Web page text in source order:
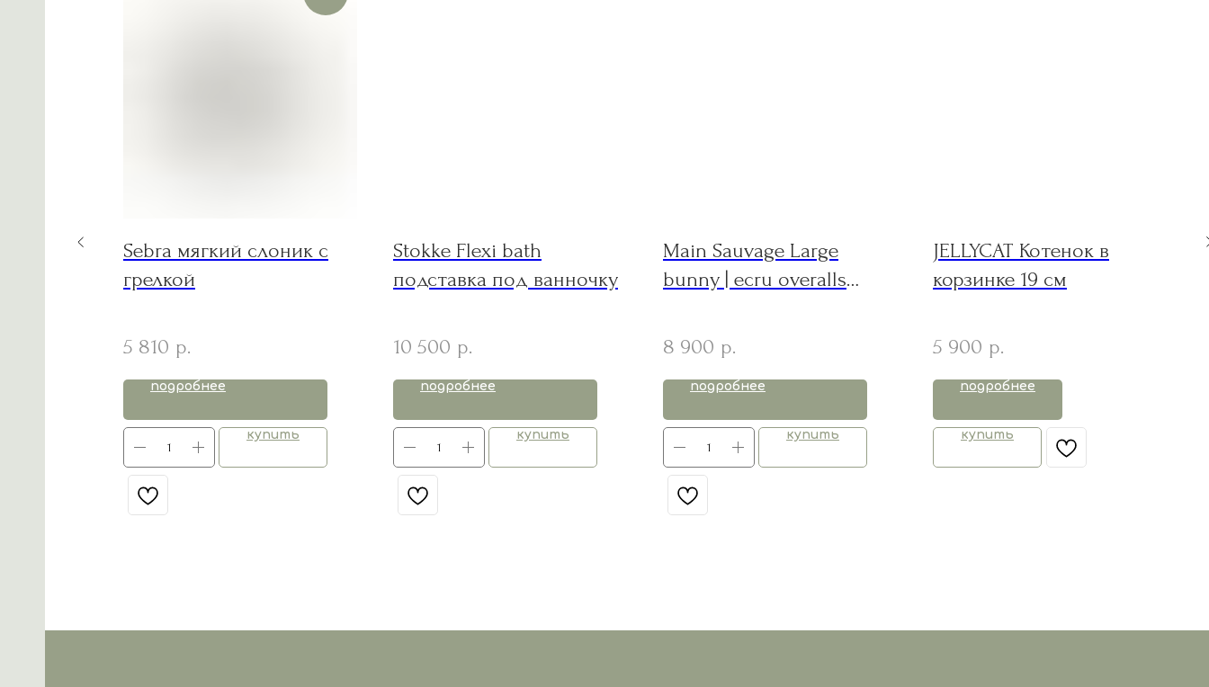
Sebra мягкий слоник с
грелкой
5 810 р.
подробнее
купить
Stokke Flexi bath
подставка под ванночку
10 500 р.
подробнее
купить
Main Sauvage Large
bunny | ecru overalls
8 900 р.
подробнее
купить
JELLYCAT Котенок в
корзинке 19 см
5 900 р.
подробнее
купить